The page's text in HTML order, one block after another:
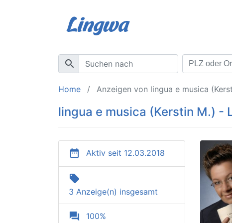
search
Home Anzeigen von lingua e musica
lingua e musica (Kerstin M.) -
date_range Aktiv seit 12.03.2018
local_offer
3 Anzeige(n) insgesamt
question_answer
100%